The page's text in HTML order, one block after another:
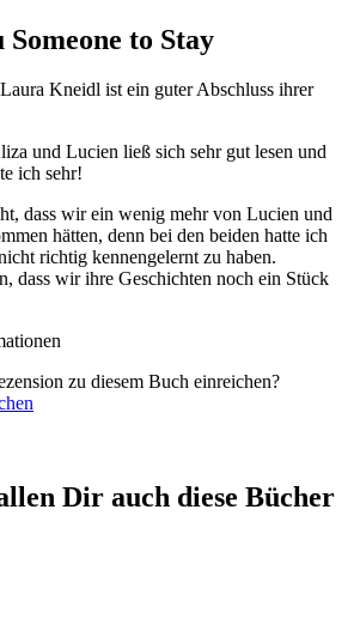
to Stay
Kneidl ist ein guter Abschluss ihrer
und Lucien ließ sich sehr gut lesen und
ich sehr!
dass wir ein wenig mehr von Lucien und
hätten, denn bei den beiden hatte ich
richtig kennengelernt zu haben.
dass wir ihre Geschichten noch ein Stück
zu diesem Buch einreichen?
Dir auch diese Bücher